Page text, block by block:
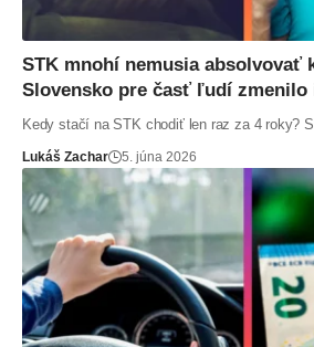
STK mnohí nemusia absolvovať
Slovensko pre časť ľudí zmenilo
Kedy stačí na STK chodiť len raz za 4 roky?
Lukáš Zachar 5. júna 2026